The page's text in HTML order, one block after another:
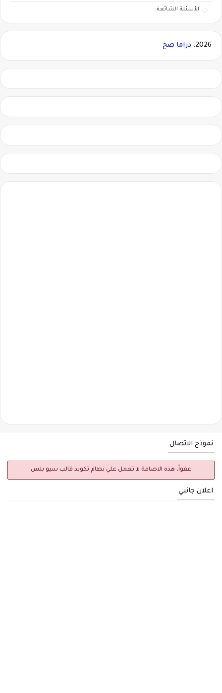
الأسئلة الشائعة
2026. دراما صح
نموذج الاتصال
عفواً، هذه الاضافة لا تعمل علي نظام تكويد قالب سيو بلس
اعلان جانبي